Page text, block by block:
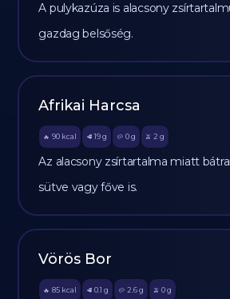
A pulykazúza is alacsony
gazdag belsőség.
Afrikai Harcsa
🔥 90 kcal 🥩 19 g 🥔 0g 🫒 2 g
Az alacsony zsírtartalma miatt
sütve vagy főve is.
Vörös Bor
🔥 85 kcal 🥩 0.1 g 🥔 2.6g 🫒 0 g